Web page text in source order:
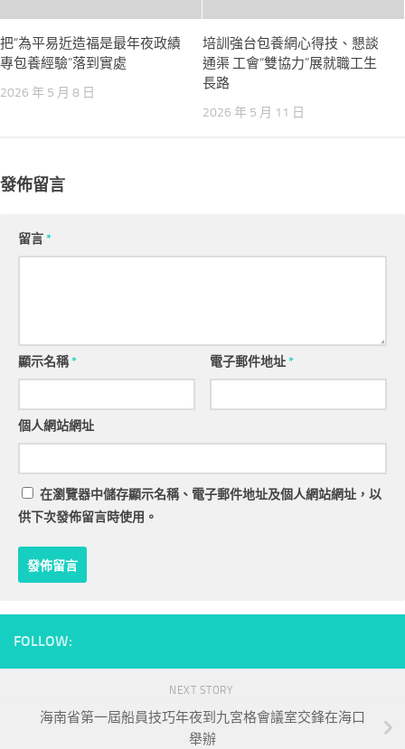
把“為平易近造福是最年夜政績
專包養經驗”落到實處
2026 年 5 月 8 日
培訓強台包養網心得技、懇談
通渠 工會“雙協力”展就職工生
長路
2026 年 5 月 11 日
發佈留言
留言*
顯示名稱* 電子郵件地址*
個人網站網址
在瀏覽器中儲存顯示名稱、電子郵件地址及個人網站網址，以
供下次發佈留言時使用。
FOLLOW:
NEXT STORY
海南省第一屆船員技巧年夜到九宮格會議室交鋒在海口
舉辦